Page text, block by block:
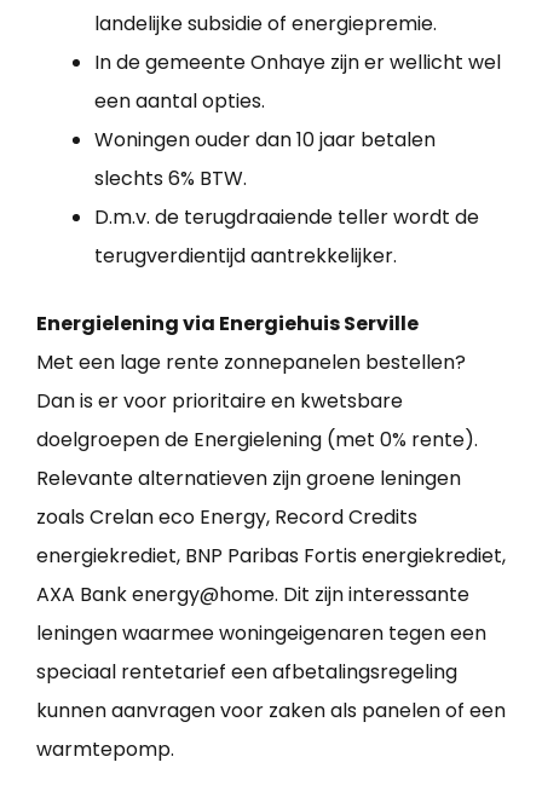
landelijke subsidie of energiepremie.
In de gemeente Onhaye zijn er wellicht wel
een aantal opties.
Woningen ouder dan 10 jaar betalen
slechts 6% BTW.
D.m.v. de terugdraaiende teller wordt de
terugverdientijd aantrekkelijker.
Energielening via Energiehuis Serville
Met een lage rente zonnepanelen bestellen?
Dan is er voor prioritaire en kwetsbare
doelgroepen de Energielening (met 0% rente).
Relevante alternatieven zijn groene leningen
zoals Crelan eco Energy, Record Credits
energiekrediet, BNP Paribas Fortis energiekrediet,
AXA Bank energy@home. Dit zijn interessante
leningen waarmee woningeigenaren tegen een
speciaal rentetarief een afbetalingsregeling
kunnen aanvragen voor zaken als panelen of een
warmtepomp.